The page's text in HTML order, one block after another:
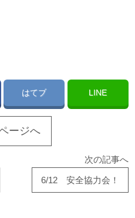
はてブ LINE
ージへ
次の記事へ
6/12 安全協力会！